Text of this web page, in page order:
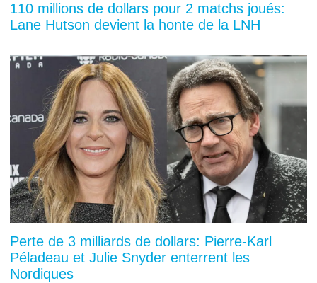
110 millions de dollars pour 2 matchs joués:
Lane Hutson devient la honte de la LNH
Perte de 3 milliards de dollars: Pierre-Karl
Péladeau et Julie Snyder enterrent les
Nordiques